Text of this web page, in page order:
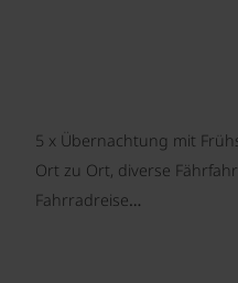
5 x Übernachtung mit
Ort zu Ort, diverse
Fahrradreise…